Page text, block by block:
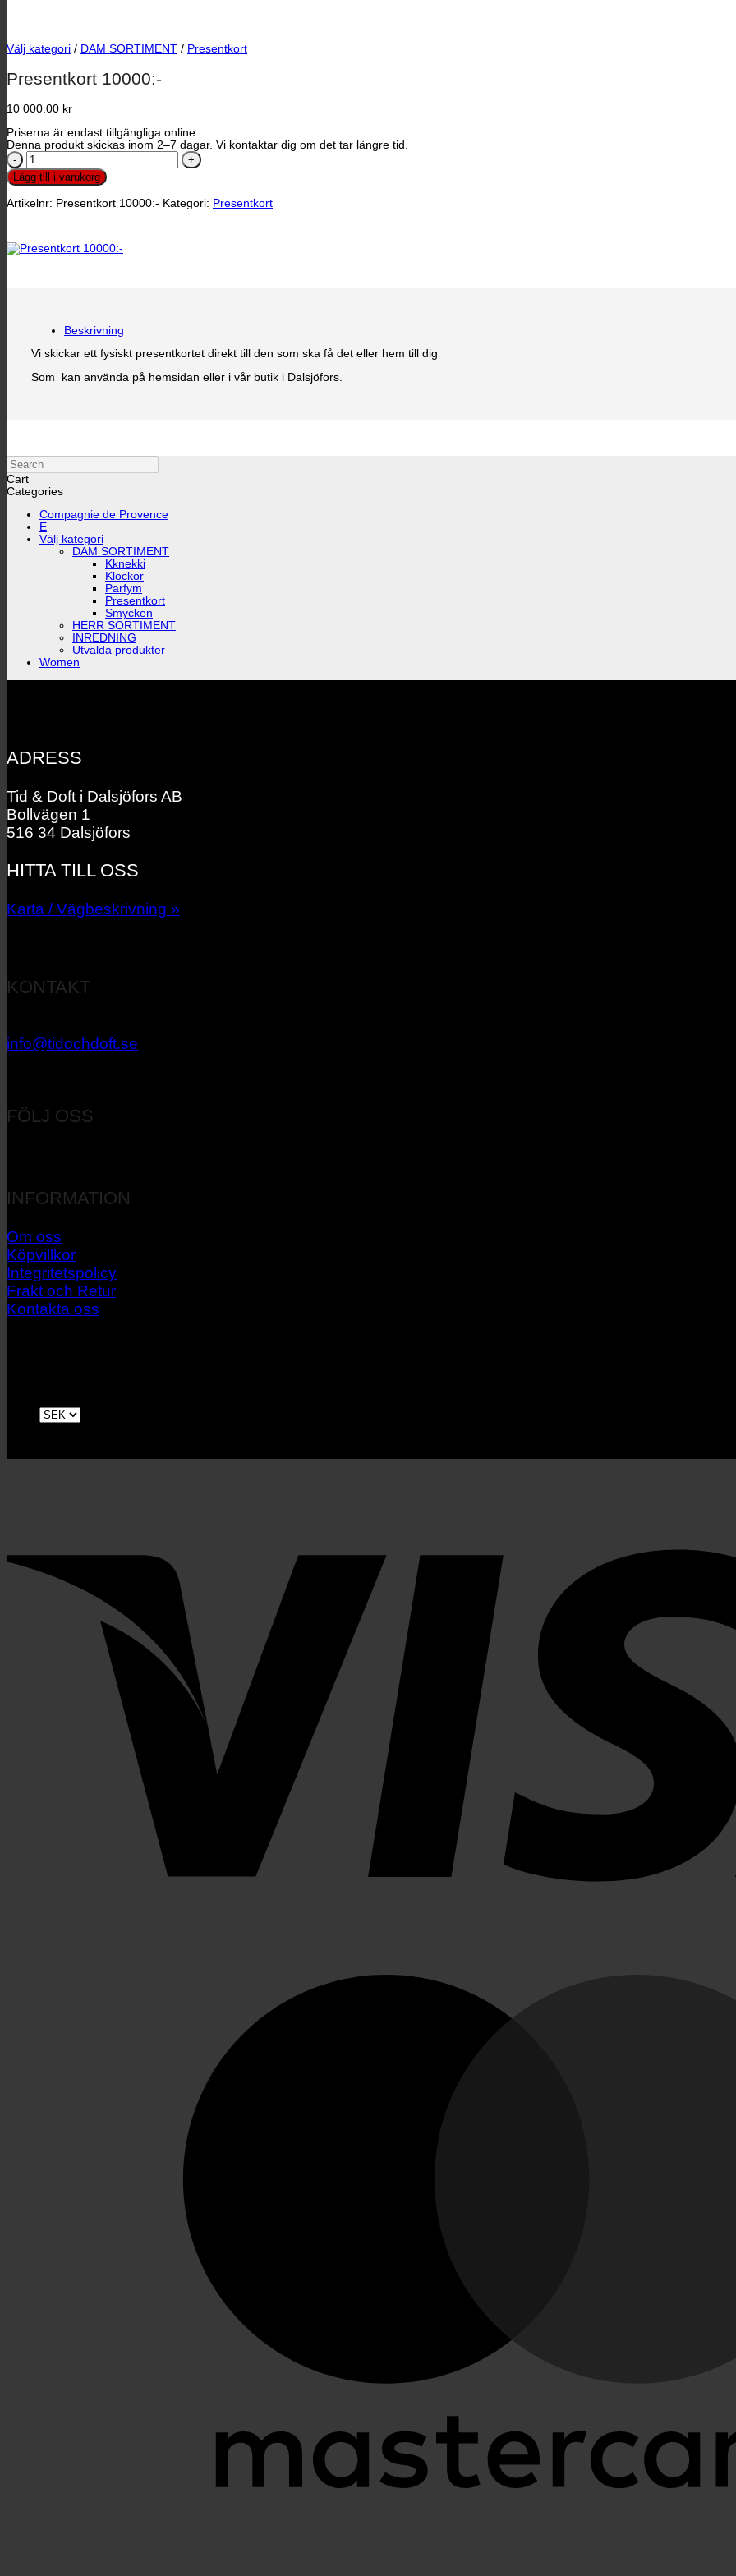
Välj kategori / DAM SORTIMENT / Presentkort
Presentkort 10000:-
10 000.00 kr
Priserna är endast tillgängliga online
Denna produkt skickas inom 2–7 dagar. Vi kontaktar dig om det tar längre tid.
Presentkort
10000:-
mängd
Lägg till i varukorg
Artikelnr: Presentkort 10000:- Kategori: Presentkort
Beskrivning
Vi skickar ett fysiskt presentkortet direkt till den som ska få det eller hem till dig
Som kan använda på hemsidan eller i vår butik i Dalsjöfors.
Search
Cart
Categories
Compagnie de Provence
E
Välj kategori
DAM SORTIMENT
Kknekki
Klockor
Parfym
Presentkort
Smycken
HERR SORTIMENT
INREDNING
Utvalda produkter
Women
ADRESS
Tid & Doft i Dalsjöfors AB
Bollvägen 1
516 34 Dalsjöfors
HITTA TILL OSS
Karta / Vägbeskrivning »
KONTAKT
info@tidochdoft.se
FÖLJ OSS
INFORMATION
Om oss
Köpvillkor
Integritetspolicy
Frakt och Retur
Kontakta oss